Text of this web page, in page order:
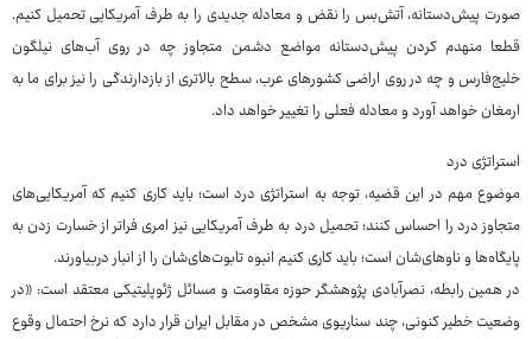
صورت پیش‌دستانه، آتش‌بس را نقض و معادله جدیدی را به طرف آمریکایی تحمیل کنیم.
قطعا منهدم کردن پیش‌دستانه مواضع دشمن متجاوز چه در روی آب‌های نیلگون
خلیج‌فارس و چه در روی اراضی کشورهای عرب، سطح بالاتری از بازدارندگی را نیز برای ما به
ارمغان خواهد آورد و معادله فعلی را تغییر خواهد داد.
استراتژی درد
موضوع مهم در این قضیه، توجه به استراتژی درد است؛ باید کاری کنیم که آمریکایی‌های
متجاوز درد را احساس کنند؛ تحمیل درد به طرف آمریکایی نیز امری فراتر از خسارت‌ زدن به
پایگاه‌ها و ناوهای‌شان است؛ باید کاری کنیم انبوه تابوت‌های‌شان را از انبار دربیاورند.
در همین رابطه، نصرآبادی پژوهشگر حوزه مقاومت و مسائل ژئوپلیتیکی معتقد است: «در
وضعیت خطیر کنونی، چند سناریوی مشخص در مقابل ایران قرار دارد که نرخ احتمال وقوع